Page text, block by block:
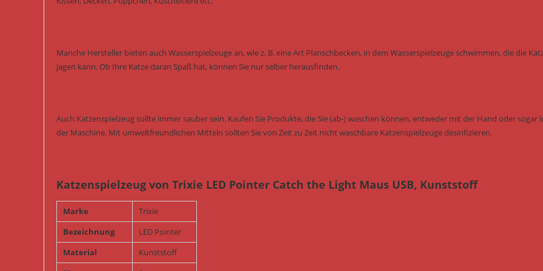
Manche Hersteller bieten auch Wasserspielzeuge an, wie z. B. eine Art Planschbecken, in dem Wasserspielzeuge schwimmen, die die
jagen kann. Ob Ihre Katze daran Spaß hat, können Sie nur selber herausfinden.
Auch Katzenspielzeug sollte immer sauber sein. Kaufen Sie Produkte, die Sie (ab-) waschen können, entweder mit der Hand oder sogar
der Maschine. Mit umweltfreundlichen Mitteln sollten Sie von Zeit zu Zeit nicht waschbare Katzenspielzeuge desinfizieren.
Katzenspielzeug von Trixie LED Pointer Catch the Light Maus USB, Kunststoff
Marke
Trixie
Bezeichnung
LED Pointer
Material
Kunststoff